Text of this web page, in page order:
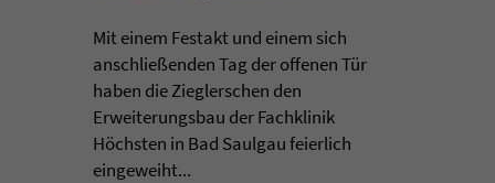
Mit einem Festakt und einem sich
anschließenden Tag der offenen Tür
haben die Zieglerschen den
Erweiterungsbau der Fachklinik
Höchsten in Bad Saulgau feierlich
eingeweiht...